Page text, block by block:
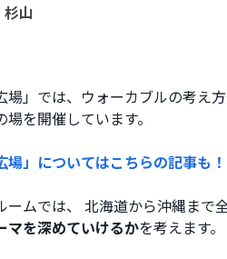
山
場」では、ウォーカブルの考え
を開催しています。
場」についてはこちらの記事も！
ームでは、 北海道から沖縄まで
マを深めていけるかを考えます。